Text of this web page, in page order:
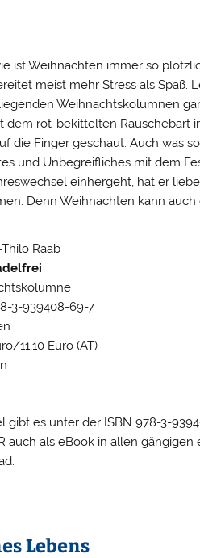
ist Weihnachten immer so
meist mehr Stress als Spaß.
Weihnachtskolumnen
dem rot-bekittelten Rauschebart
die Finger geschaut. Auch was
und Unbegreifliches mit dem
einhergeht, hat er
Denn Weihnachten kann auch
Raab
3-939408-69-7
11,10 Euro (AT)
gibt es unter der ISBN 978-3-
auch als eBook in allen gängigen
Lebens